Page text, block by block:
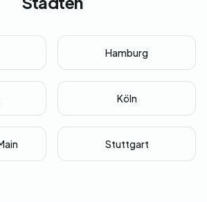
Hamburg
Köln
Stuttgart